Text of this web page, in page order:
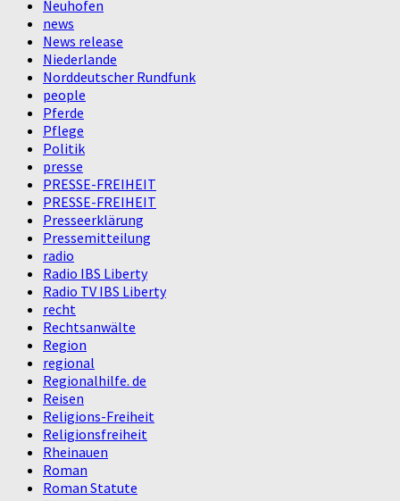
Neuhofen
news
News release
Niederlande
Norddeutscher Rundfunk
people
Pferde
Pflege
Politik
presse
PRESSE-FREIHEIT
PRESSE-FREIHEIT
Presseerklärung
Pressemitteilung
radio
Radio IBS Liberty
Radio TV IBS Liberty
recht
Rechtsanwälte
Region
regional
Regionalhilfe. de
Reisen
Religions-Freiheit
Religionsfreiheit
Rheinauen
Roman
Roman Statute